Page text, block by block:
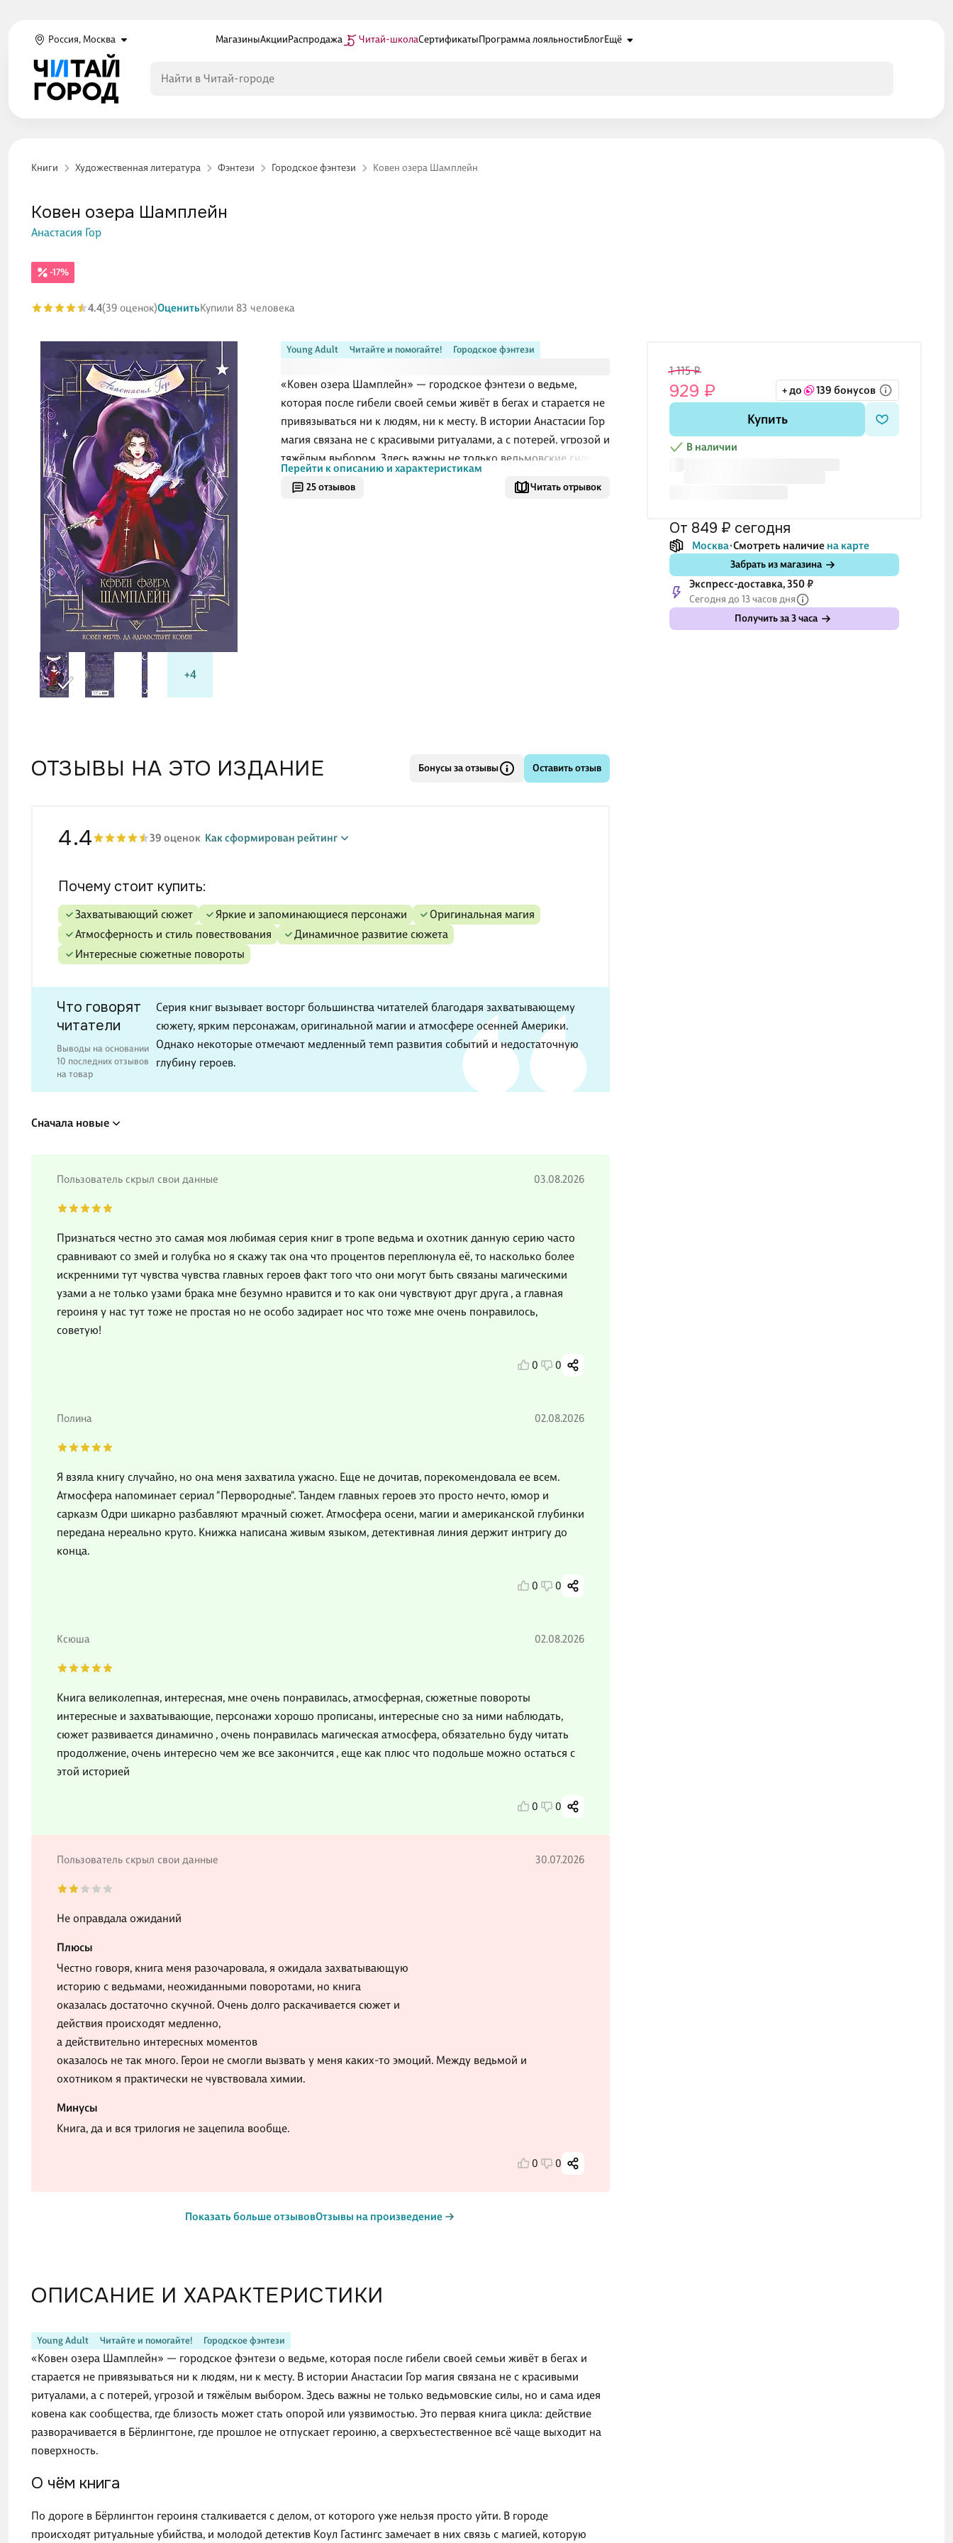
Россия, Москва МагазиныАкцииРаспродажа Читай-школаСертификатыПрограмма лояльностиБлогЕщё
Книги Художественная литература Фэнтези Городское фэнтези Ковен озера Шамплейн
+4
25 отзывов Читать отрывок
Young Adult Читайте и помогайте! Городское фэнтези
«Ковен озера Шамплейн» — городское фэнтези о ведьме,
которая после гибели своей семьи живёт в бегах и старается не
привязываться ни к людям, ни к месту. В истории Анастасии Гор
магия связана не с красивыми ритуалами, а с потерей, угрозой и
тяжёлым выбором. Здесь важны не только ведьмовские силы,
но и сама идея ковена как сообщества, где близость может
стать опорой или уязвимостью. Это первая книга цикла:
Перейти к описанию и характеристикам
-17%
Ковен озера Шамплейн
Анастасия Гор
4.4(39 оценок)ОценитьКупили 83 человека
1 115 ₽
929 ₽ + до 139 бонусов
Купить
В наличии
от 849 ₽ сегодня
Москва Смотреть наличие на карте
Забрать из магазина
Экспресс-доставка, 350 ₽
Сегодня до 13 часов дня
Получить за 3 часа
ОПИСАНИЕ И ХАРАКТЕРИСТИКИ
Young Adult Читайте и помогайте! Городское фэнтези
«Ковен озера Шамплейн» — городское фэнтези о ведьме, которая после гибели своей семьи живёт в бегах и
старается не привязываться ни к людям, ни к месту. В истории Анастасии Гор магия связана не с красивыми
ритуалами, а с потерей, угрозой и тяжёлым выбором. Здесь важны не только ведьмовские силы, но и сама идея
ковена как сообщества, где близость может стать опорой или уязвимостью. Это первая книга цикла: действие
разворачивается в Бёрлингтоне, где прошлое не отпускает героиню, а сверхъестественное всё чаще выходит на
поверхность.
О чём книга
По дороге в Бёрлингтон героиня сталкивается с делом, от которого уже нельзя просто уйти. В городе
происходят ритуальные убийства, и молодой детектив Коул Гастингс замечает в них связь с магией, которую
ОТЗЫВЫ НА ЭТО ИЗДАНИЕ Бонусы за отзывы Оставить отзыв
4.4 39 оценок Как сформирован рейтинг
Почему стоит купить:
Захватывающий сюжет Яркие и запоминающиеся персонажи
Оригинальная магия
Атмосферность и стиль повествования
Динамичное развитие сюжета
Интересные сюжетные повороты
Что говорят
читатели
Выводы на основании
10 последних отзывов
на товар
Серия книг вызывает восторг большинства читателей благодаря захватывающему
сюжету, ярким персонажам, оригинальной магии и атмосфере осенней Америки.
Однако некоторые отмечают медленный темп развития событий и недостаточную
глубину героев.
Сначала новые
Пользователь скрыл свои данные 03.08.2026
Признаться честно это самая моя любимая серия книг в тропе ведьма и охотник данную серию часто
сравнивают со змей и голубка но я скажу так она что процентов переплюнула её, то насколько более
искренними тут чувства чувства главных героев факт того что они могут быть связаны магическими
узами а не только узами брака мне безумно нравится и то как они чувствуют друг друга , а главная
героиня у нас тут тоже не простая но не особо задирает нос что тоже мне очень понравилось,
советую!
0 0
Полина 02.08.2026
Я взяла книгу случайно, но она меня захватила ужасно. Еще не дочитав, порекомендовала ее всем.
Атмосфера напоминает сериал "Первородные". Тандем главных героев это просто нечто, юмор и
сарказм Одри шикарно разбавляют мрачный сюжет. Атмосфера осени, магии и американской глубинки
передана нереально круто. Книжка написана живым языком, детективная линия держит интригу до
конца.
0 0
Ксюша 02.08.2026
Книга великолепная, интересная, мне очень понравилась, атмосферная, сюжетные повороты
интересные и захватывающие, персонажи хорошо прописаны, интересные сно за ними наблюдать,
сюжет развивается динамично , очень понравилась магическая атмосфера, обязательно буду читать
продолжение, очень интересно чем же все закончится , еще как плюс что подольше можно остаться с
этой историей
0 0
Пользователь скрыл свои данные 30.07.2026
Не оправдала ожиданий
Плюсы
Честно говоря, книга меня разочаровала, я ожидала захватывающую
историю с ведьмами, неожиданными поворотами, но книга
оказалась достаточно скучной. Очень долго раскачивается сюжет и
действия происходят медленно,
а действительно интересных моментов
оказалось не так много. Герои не смогли вызвать у меня каких-то эмоций. Между ведьмой и
охотником я практически не чувствовала химии.
Минусы
Книга, да и вся трилогия не зацепила вообще.
0 0
Показать больше отзывовОтзывы на произведение